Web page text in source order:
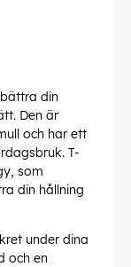
din
Den är
och har ett
T-
som
din hållning
under dina
och en